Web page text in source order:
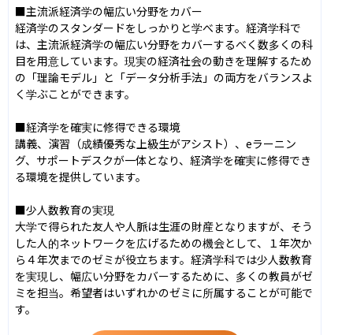
■主流派経済学の幅広い分野をカバー
経済学のスタンダードをしっかりと学べます。経済学科で
は、主流派経済学の幅広い分野をカバーするべく数多くの科
目を用意しています。現実の経済社会の動きを理解するため
の「理論モデル」と「データ分析手法」の両方をバランスよ
く学ぶことができます。
■経済学を確実に修得できる環境
講義、演習（成績優秀な上級生がアシスト）、eラーニン
グ、サポートデスクが一体となり、経済学を確実に修得でき
る環境を提供しています。
■少人数教育の実現
大学で得られた友人や人脈は生涯の財産となりますが、そう
した人的ネットワークを広げるための機会として、１年次か
ら４年次までのゼミが役立ちます。経済学科では少人数教育
を実現し、幅広い分野をカバーするために、多くの教員がゼ
ミを担当。希望者はいずれかのゼミに所属することが可能で
す。